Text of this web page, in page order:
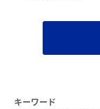
キーワード